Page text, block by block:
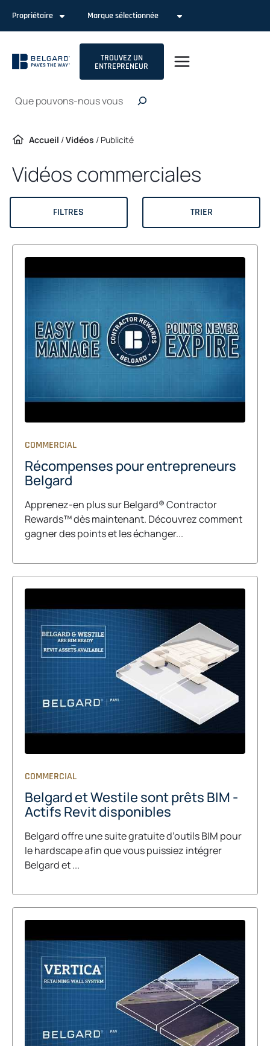
contenu
Propriétaire Marque sélectionnée
TROUVEZ UN
ENTREPRENEUR
Recherche
Accueil /Vidéos / Publicité
Vidéos commerciales
FILTRES TRIER
COMMERCIAL
Récompenses pour entrepreneurs
Belgard
Apprenez-en plus sur Belgard® Contractor
Rewards™ dès maintenant. Découvrez comment
gagner des points et les échanger...
COMMERCIAL
Belgard et Westile sont prêts BIM -
Actifs Revit disponibles
Belgard offre une suite gratuite d’outils BIM pour
le hardscape afin que vous puissiez intégrer
Belgard et ...